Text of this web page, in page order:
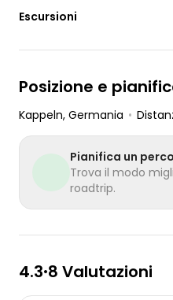
Escursioni
Posizione e
Kappeln, Germania •
Pianifica un
Trova il modo
roadtrip.
4.3•8 Valutazioni